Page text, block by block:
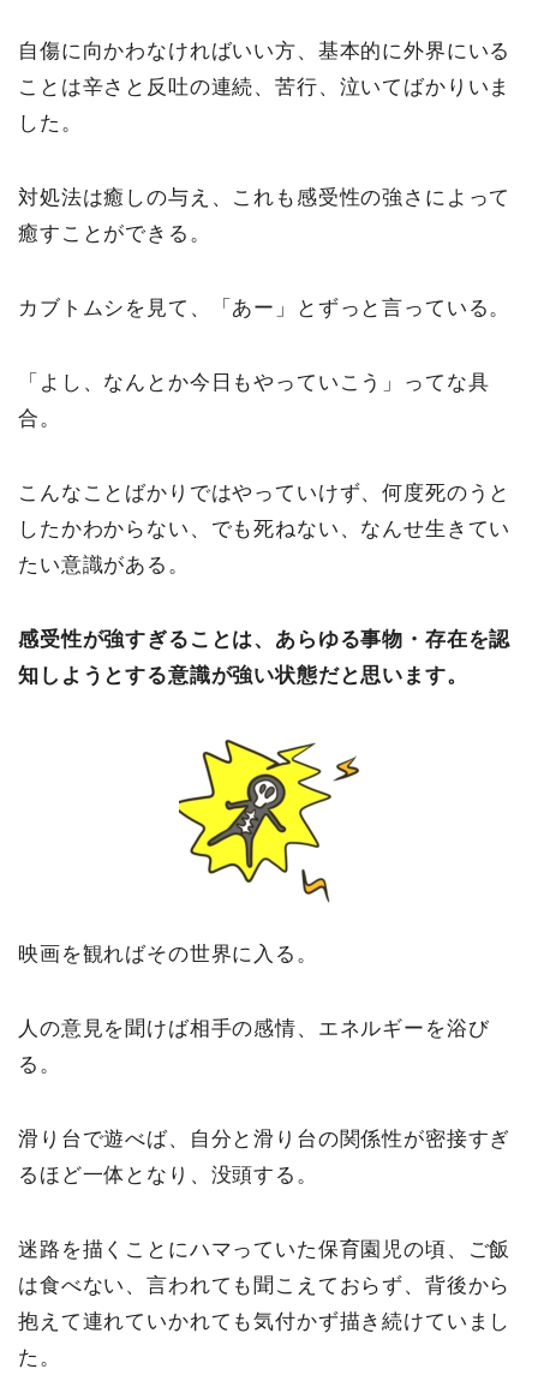
自傷に向かわなければいい方、基本的に外界にいる
ことは辛さと反吐の連続、苦行、泣いてばかりいま
した。
対処法は癒しの与え、これも感受性の強さによって
癒すことができる。
カブトムシを見て、「あー」とずっと言っている。
「よし、なんとか今日もやっていこう」ってな具
合。
こんなことばかりではやっていけず、何度死のうと
したかわからない、でも死ねない、なんせ生きてい
たい意識がある。
感受性が強すぎることは、あらゆる事物・存在を認
知しようとする意識が強い状態だと思います。
映画を観ればその世界に入る。
人の意見を聞けば相手の感情、エネルギーを浴び
る。
滑り台で遊べば、自分と滑り台の関係性が密接すぎ
るほど一体となり、没頭する。
迷路を描くことにハマっていた保育園児の頃、ご飯
は食べない、言われても聞こえておらず、背後から
抱えて連れていかれても気付かず描き続けていまし
た。